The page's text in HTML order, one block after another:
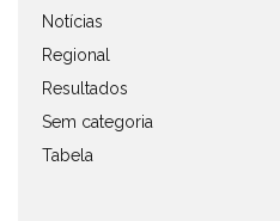
Notícias
Regional
Resultados
Sem categoria
Tabela